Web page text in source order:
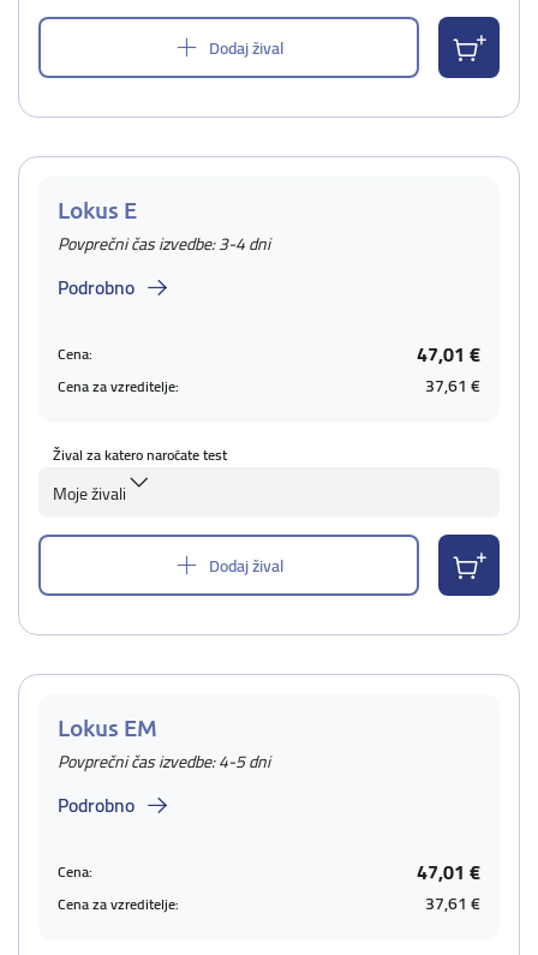
Dodaj žival
Lokus E
Povprečni čas izvedbe: 3-4 dni
Podrobno
Cena: 47,01 €
Cena za vzreditelje: 37,61 €
Žival za katero naročate test
Moje živali
Dodaj žival
Lokus EM
Povprečni čas izvedbe: 4-5 dni
Podrobno
Cena: 47,01 €
Cena za vzreditelje: 37,61 €